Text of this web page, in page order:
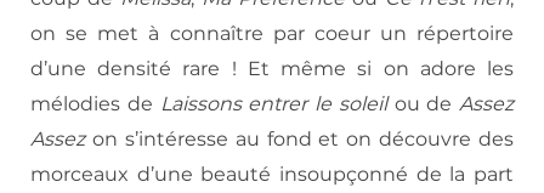
on se met à connaître par coeur un répertoire
d’une densité rare ! Et même si on adore les
mélodies de Laissons entrer le soleilou de Assez
Assezon s’intéresse au fond et on découvre des
morceaux d’une beauté insoupçonné de la part